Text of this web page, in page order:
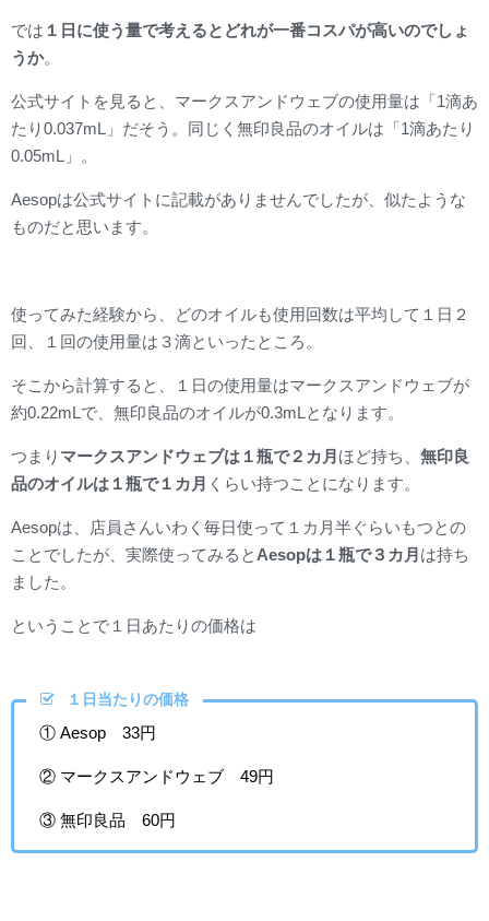
では １日に使う量で考えるとどれが一番コスパが高いのでしょ
うか。
公式サイトを見ると、マークスアンドウェブの使用量は「1滴あ
たり0.037mL」だそう。同じく無印良品のオイルは「1滴あたり
0.05mL」。
Aesopは公式サイトに記載がありませんでしたが、似たような
ものだと思います。
使ってみた経験から、どのオイルも使用回数は平均して１日２
回、１回の使用量は３滴といったところ。
そこから計算すると、１日の使用量はマークスアンドウェブが
約0.22mLで、無印良品のオイルが0.3mLとなります。
つまり マークスアンドウェブは１瓶で２カ月 ほど持ち、 無印良
品のオイルは１瓶で１カ月 くらい持つことになります。
Aesopは、店員さんいわく毎日使って１カ月半ぐらいもつとの
ことでしたが、実際使ってみると Aesopは１瓶で３カ月 は持ち
ました。
ということで１日あたりの価格は
１日当たりの価格
① Aesop 33円
② マークスアンドウェブ 49円
③ 無印良品 60円